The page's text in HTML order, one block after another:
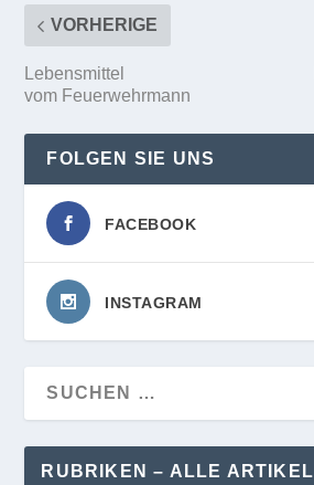
VORHERIGE
Lebensmittel
vom Feuerwehrmann
FOLGEN SIE UNS
FACEBOOK
INSTAGRAM
RUBRIKEN – ALLE ARTIKEL